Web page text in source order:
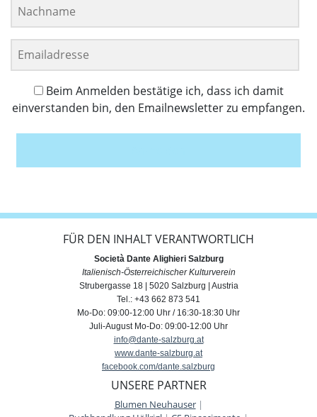
Beim Anmelden bestätige ich, dass ich damit
einverstanden bin, den Emailnewsletter zu empfangen.
FÜR DEN INHALT VERANTWORTLICH
Società Dante Alighieri Salzburg
Italienisch-Österreichischer Kulturverein
Strubergasse 18 | 5020 Salzburg | Austria
Tel.: +43 662 873 541
Mo-Do: 09:00-12:00 Uhr / 16:30-18:30 Uhr
Juli-August Mo-Do: 09:00-12:00 Uhr
info@dante-salzburg.at
www.dante-salzburg.at
facebook.com/dante.salzburg
UNSERE PARTNER
Blumen Neuhauser|